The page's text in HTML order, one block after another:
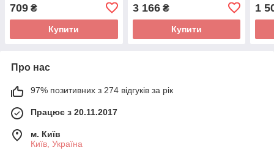
709 ₴
Купити
3 166₴
Купити
1
Про нас
97% позитивних з 274 відгуків за рік
Працює з 20.11.2017
м. Київ
Київ, Україна